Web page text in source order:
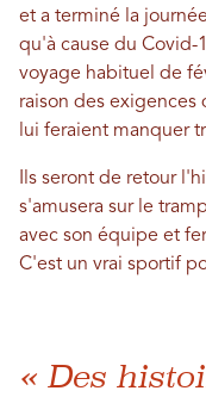
et a terminé la
qu'à cause du Covid-
voyage habituel de
raison des exigences
lui feraient manquer
Ils seront de retour
s'amusera sur le
avec son équipe et
C'est un vrai sportif
« Des